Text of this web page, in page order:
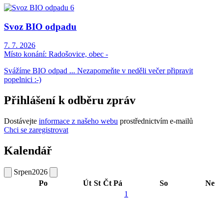
Svoz BIO odpadu
7. 7. 2026
Místo konání: Radošovice, obec -
Svážíme BIO odpad ... Nezapomeňte v neděli večer připravit
popelnici :-)
Přihlášení k odběru zpráv
Dostávejte informace z našeho webu prostřednictvím e-mailů
Chci se zaregistrovat
Kalendář
Srpen2026
Po
Út St Čt Pá So Ne
1